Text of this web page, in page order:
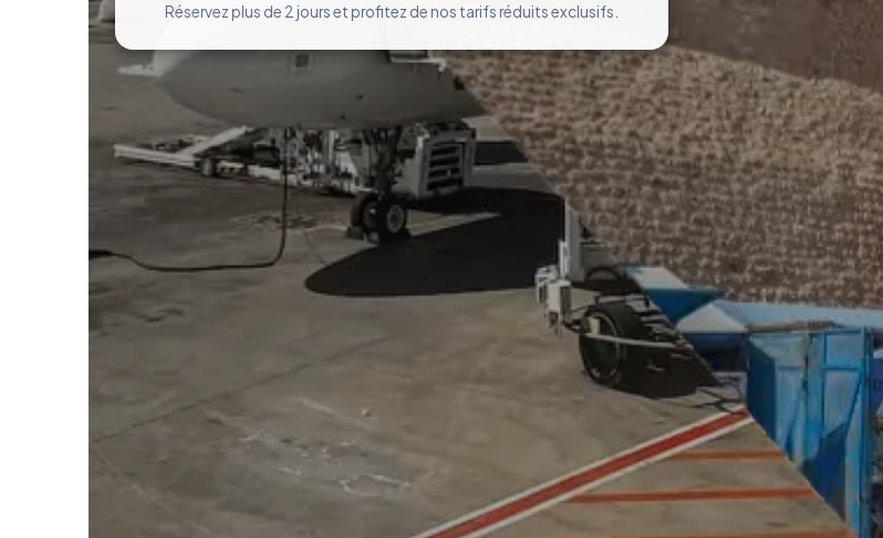
Réservez plus de 2 jours et profitez de nos tarifs réduits exclusifs.